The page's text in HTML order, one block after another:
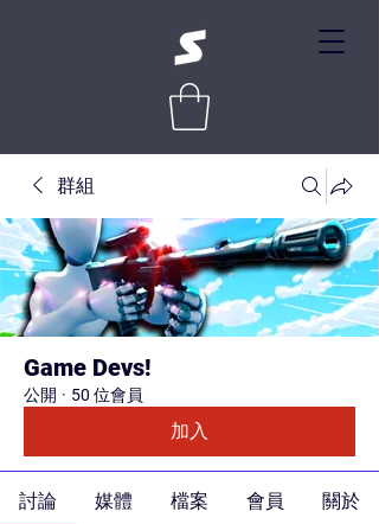
群組
Game Devs!
公開 · 50 位會員
加入
討論 媒體 檔案 會員 關於